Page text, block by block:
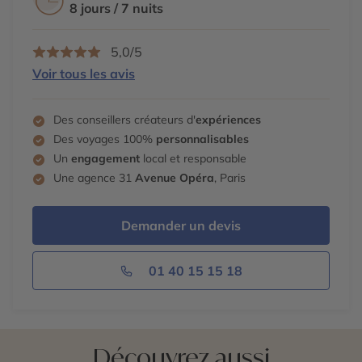
d’anciennes céramiques- et sa fabuleuse place. Vous
flânerie puis dînez et passez la nuit à votre hôtel à
Ispahan.
l’hôtel.
d’une rare beauté. Vous déjeunez dans un restaurant
8 jours / 7 nuits
5,0/5
Voir tous les avis
Des conseillers créateurs d'expériences
Des voyages 100% personnalisables
Un engagement local et responsable
Une agence 31 Avenue Opéra, Paris
Demander un devis
01 40 15 15 18